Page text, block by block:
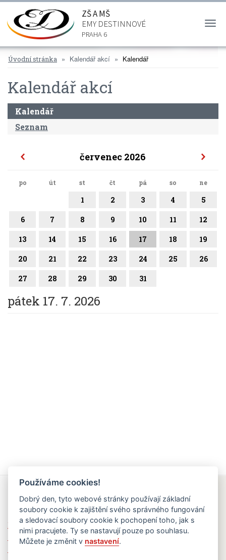
ZŠ A MŠ
EMY DESTINNOVÉ
PRAHA 6
Úvodní stránka Kalendář akcí Kalendář
Kalendář akcí
Kalendář
Seznam
červenec 2026
po út st čt pá so ne
1 2 3 4 5
6 7 8 9 10 11 12
13 14 15 16 17 18 19
20 21 22 23 24 25 26
27 28 29 30 31
pátek 17. 7. 2026
Rychlé odkazy
Elektronická žákovská knížka
Jídelní lístek
Používáme cookies!
Dobrý den, tyto webové stránky používají základní
soubory cookie k zajištění svého správného fungování
a sledovací soubory cookie k pochopení toho, jak s
nimi pracujete. Ty se nastavují pouze po souhlasu.
Můžete je změnit v nastavení.